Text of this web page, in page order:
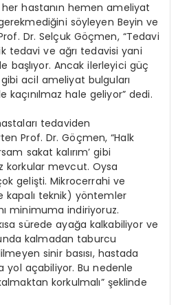
her hastanın hemen ameliyat
söyleyen Beyin ve
Dr. Selçuk Göçmen, “Tedavi
tedavi ve ağrı tedavisi yani
başlıyor. Ancak ilerleyici güç
acil ameliyat bulguları
hale geliyor” dedi.
tedaviden
Prof. Dr. Göçmen, “Halk
sakat kalırım’ gibi
korkular mevcut. Oysa
gelişti. Mikrocerrahi ve
kapalı teknik) yöntemler
minimuma indiriyoruz.
sürede ayağa kalkabiliyor ve
kalmadan taburcu
sinir basısı, hastada
yol açabiliyor. Bu nedenle
korkulmalı” şeklinde